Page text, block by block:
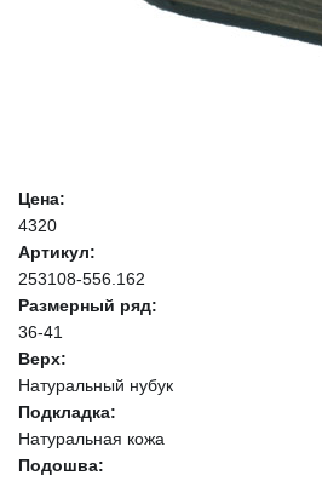
Цена:
4320
Артикул:
253108-556.162
Размерный ряд:
36-41
Верх:
Натуральный нубук
Подкладка:
Натуральная кожа
Подошва: